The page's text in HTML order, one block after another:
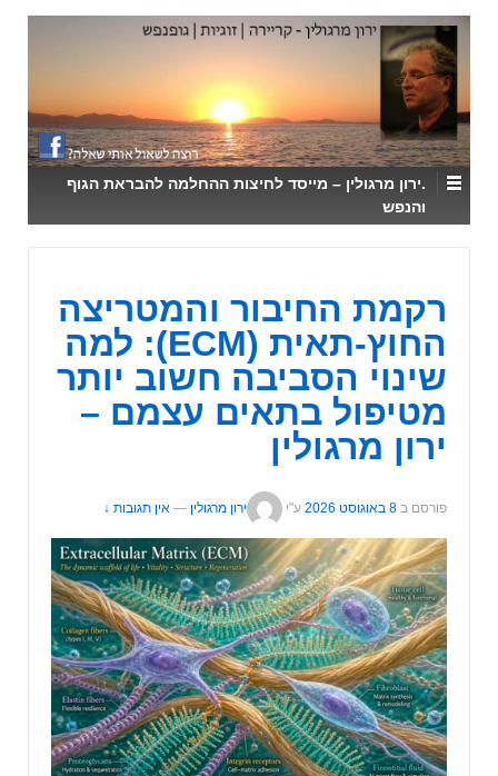
↓
SKIP
TO
MAIN
CONTENT
.ירון מרגולין – מייסד לחיצות ההחלמה להבראת הגוף
והנפש
רקמת החיבור והמטריצה
החוץ-תאית (ECM): למה
שינוי הסביבה חשוב יותר
מטיפול בתאים עצמם –
ירון מרגולין
פורסם ב 8 באוגוסט 2026 ע"י ירון מרגולין — אין תגובות ↓